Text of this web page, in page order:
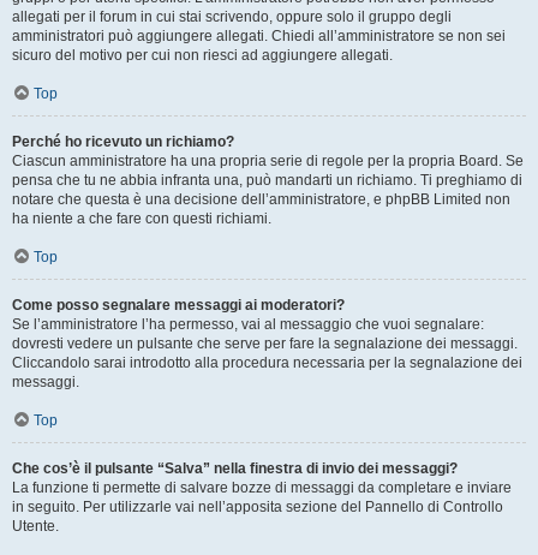
allegati per il forum in cui stai scrivendo, oppure solo il gruppo degli
amministratori può aggiungere allegati. Chiedi all’amministratore se non sei
sicuro del motivo per cui non riesci ad aggiungere allegati.
Top
Perché ho ricevuto un richiamo?
Ciascun amministratore ha una propria serie di regole per la propria Board. Se
pensa che tu ne abbia infranta una, può mandarti un richiamo. Ti preghiamo di
notare che questa è una decisione dell’amministratore, e phpBB Limited non
ha niente a che fare con questi richiami.
Top
Come posso segnalare messaggi ai moderatori?
Se l’amministratore l’ha permesso, vai al messaggio che vuoi segnalare:
dovresti vedere un pulsante che serve per fare la segnalazione dei messaggi.
Cliccandolo sarai introdotto alla procedura necessaria per la segnalazione dei
messaggi.
Top
Che cos’è il pulsante “Salva” nella finestra di invio dei messaggi?
La funzione ti permette di salvare bozze di messaggi da completare e inviare
in seguito. Per utilizzarle vai nell’apposita sezione del Pannello di Controllo
Utente.